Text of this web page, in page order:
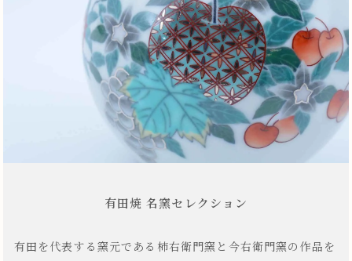
有田焼 名窯セレクション
有田を代表する窯元である柿右衛門窯と今右衛門窯の作品を